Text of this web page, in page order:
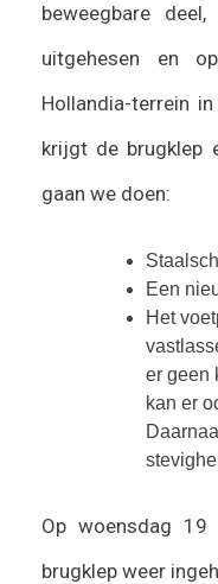
beweegbare
uitgehesen en
Hollandia-terrein
krijgt de brugklep
gaan we doen:
Een
Het
er geen
kan er
Op woensdag
brugklep weer